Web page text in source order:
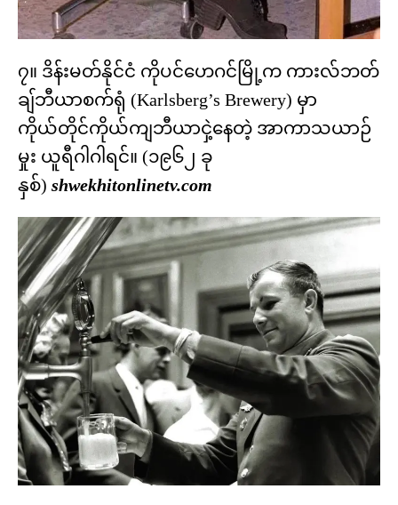
၇။ ဒိန်းမတ်နိုင်ငံ ကိုပင်ဟေဂင်မြို့က ကားလ်ဘတ်
ချ်ဘီယာစက်ရုံ (Karlsberg’s Brewery) မှာ
ကိုယ်တိုင်ကိုယ်ကျဘီယာငှဲ့နေတဲ့ အာကာသယာဉ်
မှုး ယူရီဂါဂါရင်။ (၁၉၆၂ ခု
နှစ်) shwekhitonlinetv.com